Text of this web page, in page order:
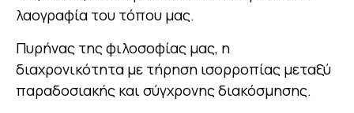
λαογραφία του τόπου μας.
Πυρήνας της φιλοσοφίας μας, η
διαχρονικότητα με τήρηση ισορροπίας μεταξύ
παραδοσιακής και σύγχρονης διακόσμησης.